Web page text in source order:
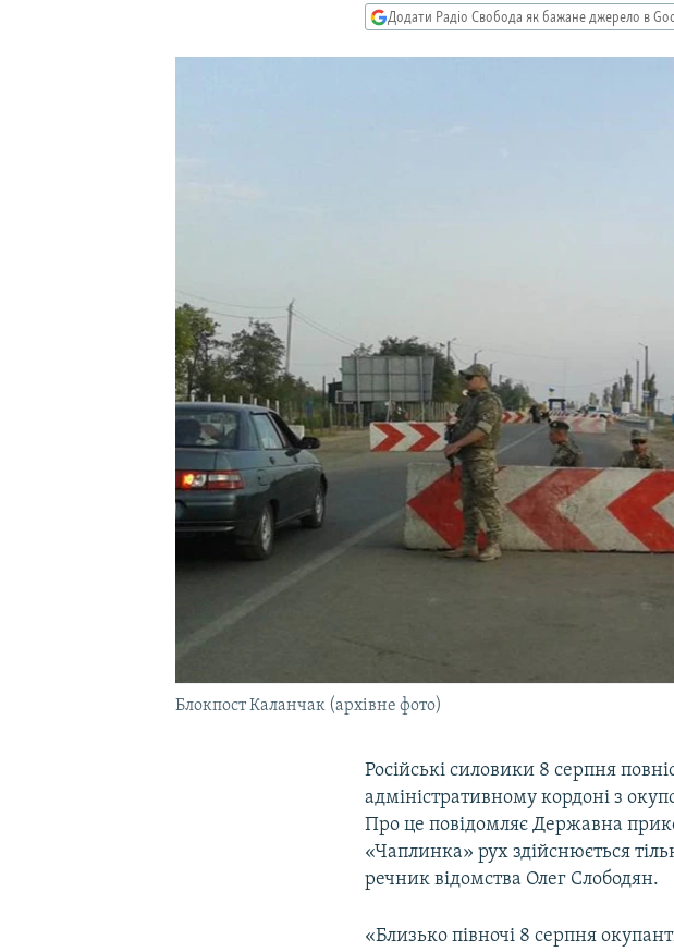
Додати Радіо Свобода як бажане джерело в
Блокпост Каланчак (архівне фото)
Російські силовики 8 серпня
адміністративному кордоні з
Про це повідомляє Державна
«Чаплинка» рух здійснюється
речник відомства Олег Слободян.
«Близько півночі 8 серпня